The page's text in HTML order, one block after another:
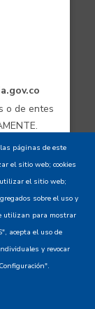
o de entes
de
páginas de este
el sitio web; cookies
el sitio web;
sobre el uso y
utilizan para mostrar
acepta el uso de
y revocar